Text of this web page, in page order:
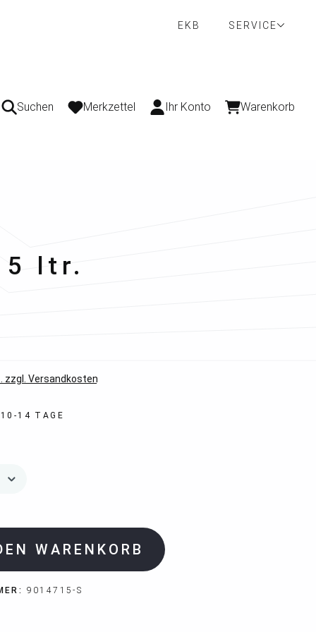
EKB SERVICE
Suchen Merkzettel Ihr Konto Warenkorb
ltr.
zzgl. Versandkosten
14 TAGE
WARENKORB
9014715-S